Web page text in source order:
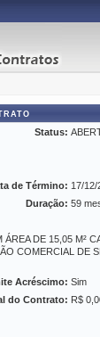
Status:
de Término: 17/12/
Duração: 59
DE 15,05 M²
COMERCIAL DE
Acréscimo: Sim
do Contrato: R$